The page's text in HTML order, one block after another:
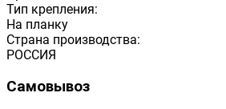
Тип крепления:
На планку
Страна производства:
РОССИЯ
Самовывоз